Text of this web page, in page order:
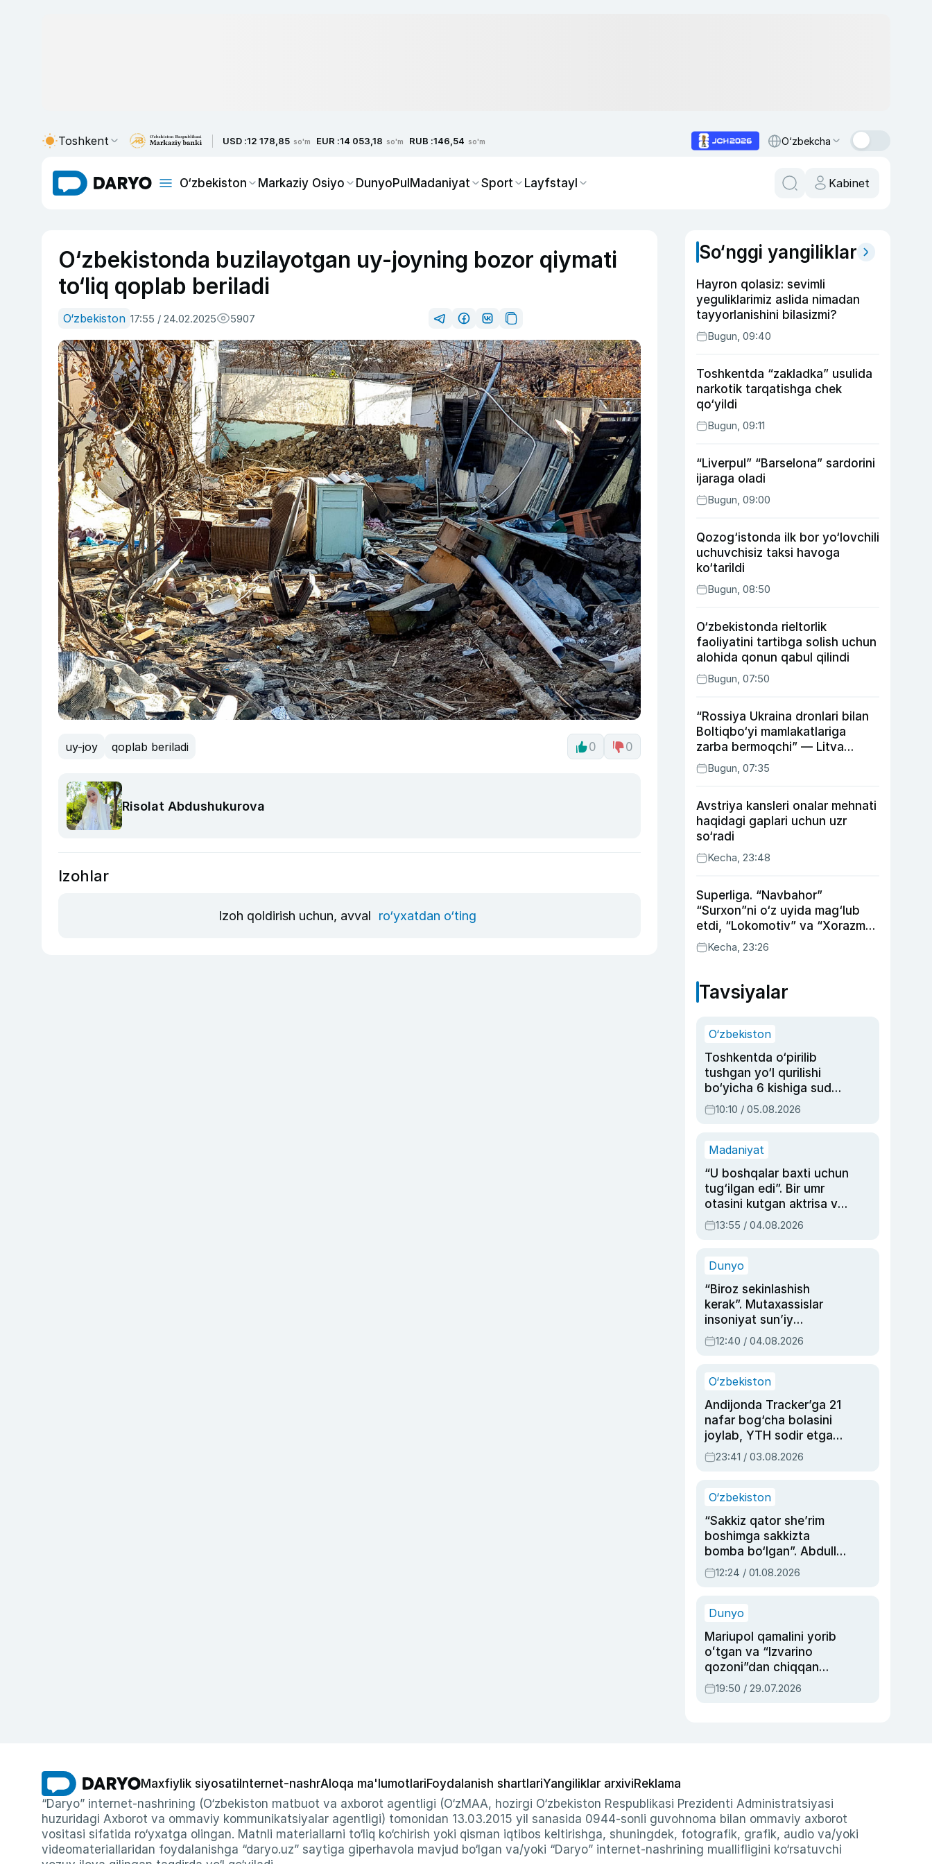
Toshkent USD :12 178,85 so'm EUR :14 053,18 so'm RUB :146,54 so'm O‘zbekcha
O‘zbekiston Markaziy Osiyo DunyoPulMadaniyat Sport Layfstayl Kabinet
O‘zbekistonda buzilayotgan uy-joyning bozor qiymati
to‘liq qoplab beriladi
O‘zbekiston 17:55 / 24.02.2025 5907
uy-joy qoplab beriladi 0 0
Risolat Abdushukurova
Izohlar
Izoh qoldirish uchun, avval ro‘yxatdan o‘ting
So‘nggi yangiliklar
Hayron qolasiz: sevimli
yeguliklarimiz aslida nimadan
tayyorlanishini bilasizmi?
Bugun, 09:40
Toshkentda “zakladka” usulida
narkotik tarqatishga chek
qo‘yildi
Bugun, 09:11
“Liverpul” “Barselona” sardorini
ijaraga oladi
Bugun, 09:00
Qozog‘istonda ilk bor yo‘lovchili
uchuvchisiz taksi havoga
ko‘tarildi
Bugun, 08:50
O‘zbekistonda rieltorlik
faoliyatini tartibga solish uchun
alohida qonun qabul qilindi
Bugun, 07:50
“Rossiya Ukraina dronlari bilan
Boltiqbo‘yi mamlakatlariga
zarba bermoqchi” — Litva
mudofaa vaziri
Bugun, 07:35
Avstriya kansleri onalar mehnati
haqidagi gaplari uchun uzr
so‘radi
Kecha, 23:48
Superliga. “Navbahor”
“Surxon”ni o‘z uyida mag‘lub
etdi, “Lokomotiv” va “Xorazm”
uyda g‘alaba qozondi
Kecha, 23:26
Tavsiyalar
O‘zbekiston
Toshkentda o‘pirilib
tushgan yo‘l qurilishi
bo‘yicha 6 kishiga sud
hukmi o‘qildi
10:10 / 05.08.2026
Madaniyat
“U boshqalar baxti uchun
tug‘ilgan edi”. Bir umr
otasini kutgan aktrisa va
dublyaj ustasi Rimma
Ahmedovaning
13:55 / 04.08.2026
Dunyo
“Biroz sekinlashish
kerak”. Mutaxassislar
insoniyat sun’iy
intellektni boshqara
olmay qolishidan xavotir
12:40 / 04.08.2026
O‘zbekiston
Andijonda Tracker’ga 21
nafar bog‘cha bolasini
joylab, YTH sodir etgan
ayolga sud hukmi o‘qildi
23:41 / 03.08.2026
O‘zbekiston
“Sakkiz qator she’rim
boshimga sakkizta
bomba bo‘lgan”. Abdulla
Oripovni siyosiy
ayblovlardan asrab
12:24 / 01.08.2026
Dunyo
Mariupol qamalini yorib
oʻtgan va “Izvarino
qozoni”dan chiqqan
qahramon — Ukraina
armiyasi bosh
19:50 / 29.07.2026
Maxfiylik siyosati Internet-nashrAloqa ma'lumotlariFoydalanish shartlariYangiliklar arxiviReklama
“Daryo” internet-nashrining (O‘zbekiston matbuot va axborot agentligi (O‘zMAA, hozirgi O‘zbekiston Respublikasi Prezidenti Administratsiyasi
huzuridagi Axborot va ommaviy kommunikatsiyalar agentligi) tomonidan 13.03.2015 yil sanasida 0944-sonli guvohnoma bilan ommaviy axborot
vositasi sifatida ro‘yxatga olingan. Matnli materiallarni to‘liq ko‘chirish yoki qisman iqtibos keltirishga, shuningdek, fotografik, grafik, audio va/yoki
videomateriallaridan foydalanishga “daryo.uz” saytiga giperhavola mavjud bo‘lgan va/yoki “Daryo” internet-nashrining muallifligini ko‘rsatuvchi